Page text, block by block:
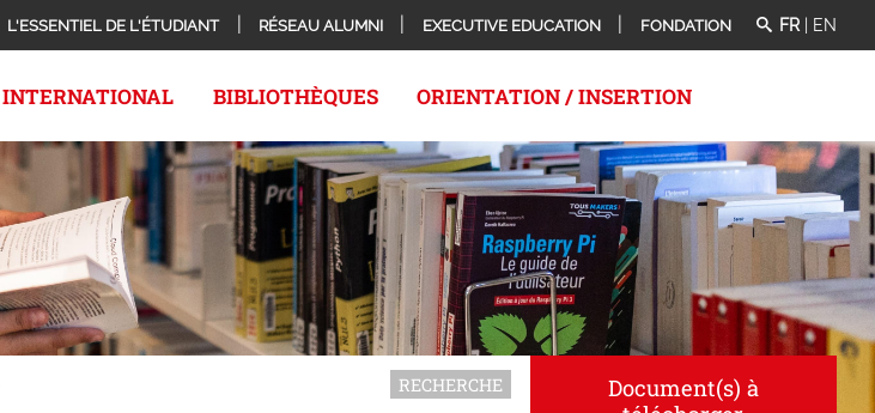
L'ESSENTIEL DE L'ÉTUDIANT RÉSEAU ALUMNI EXECUTIVE EDUCATION FONDATION FR EN
INTERNATIONAL BIBLIOTHÈQUES ORIENTATION / INSERTION
RECHERCHE
Document(s) à